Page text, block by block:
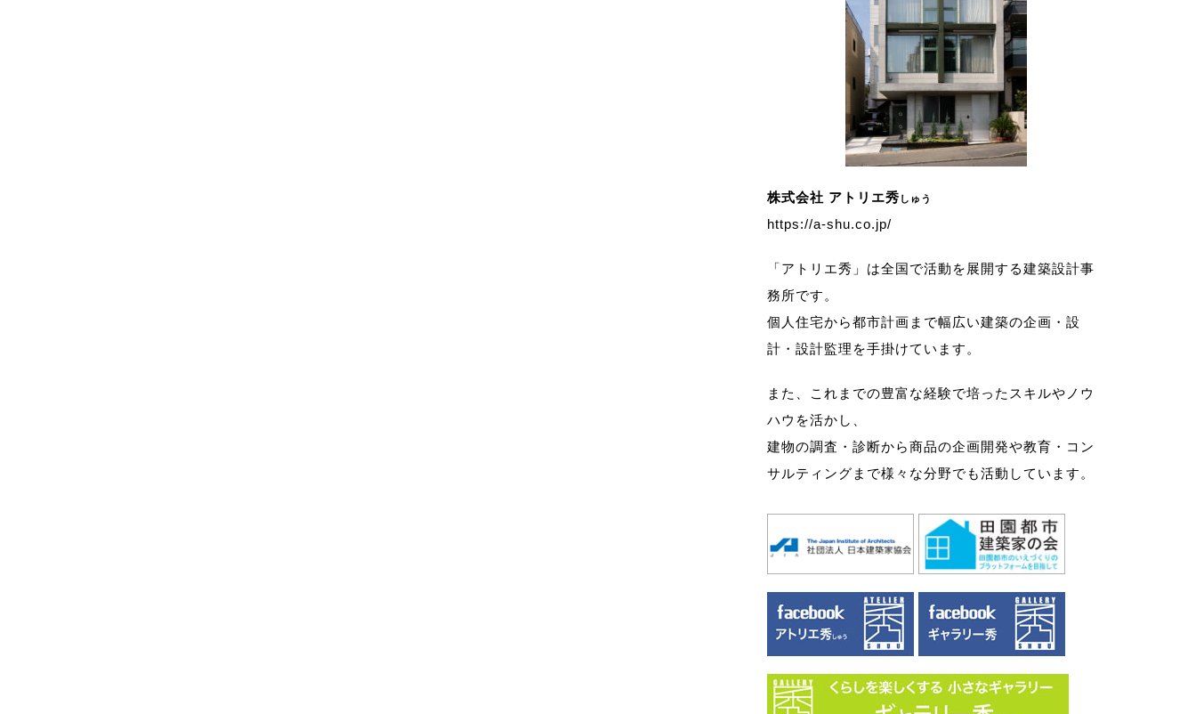
株式会社 アトリエ秀 しゅう
https://a-shu.co.jp/
「アトリエ秀」は全国で活動を展開する建築設計事
務所です。
個人住宅から都市計画まで幅広い建築の企画・設
計・設計監理を手掛けています。
また、これまでの豊富な経験で培ったスキルやノウ
ハウを活かし、
建物の調査・診断から商品の企画開発や教育・コン
サルティングまで様々な分野でも活動しています。